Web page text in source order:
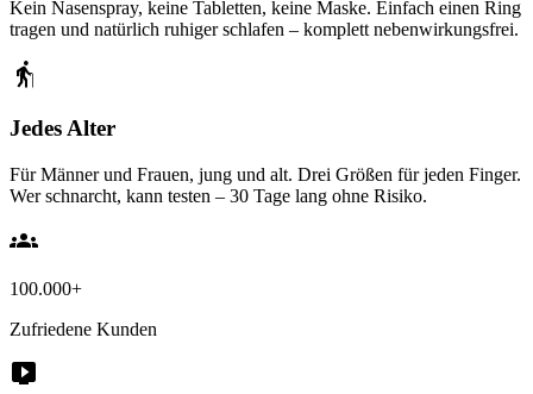
Kein Nasenspray, keine Tabletten, keine Maske. Einfach einen Ring
tragen und natürlich ruhiger schlafen – komplett nebenwirkungsfrei.
elderly
Jedes Alter
Für Männer und Frauen, jung und alt. Drei Größen für jeden Finger.
Wer schnarcht, kann testen – 30 Tage lang ohne Risiko.
groups
100.000+
Zufriedene Kunden
live_tv